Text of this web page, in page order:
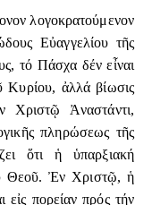
λογοκρατούμενον
Εὐαγγελίου τῆς
τό Πάσχα δέν εἶναι
Κυρίου, ἀλλά βίωσις
Χριστῷ Ἀναστάντι,
πληρώσεως τῆς
ὅτι ἡ ὑπαρξιακή
Θεοῦ. Ἐν Χριστῷ, ἡ
εἰς πορείαν πρός τήν